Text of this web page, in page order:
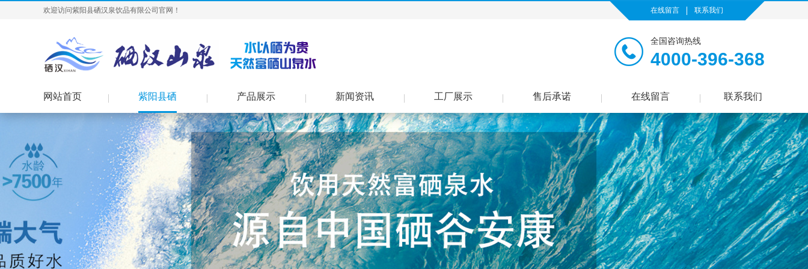
欢迎访问紫阳县硒汉泉饮品有限公司官网！ 在线留言 联系我们
全国咨询热线
4000-396-368
网站首页 紫阳县硒 产品展示 新闻资讯 工厂展示 售后承诺 在线留言 联系我们